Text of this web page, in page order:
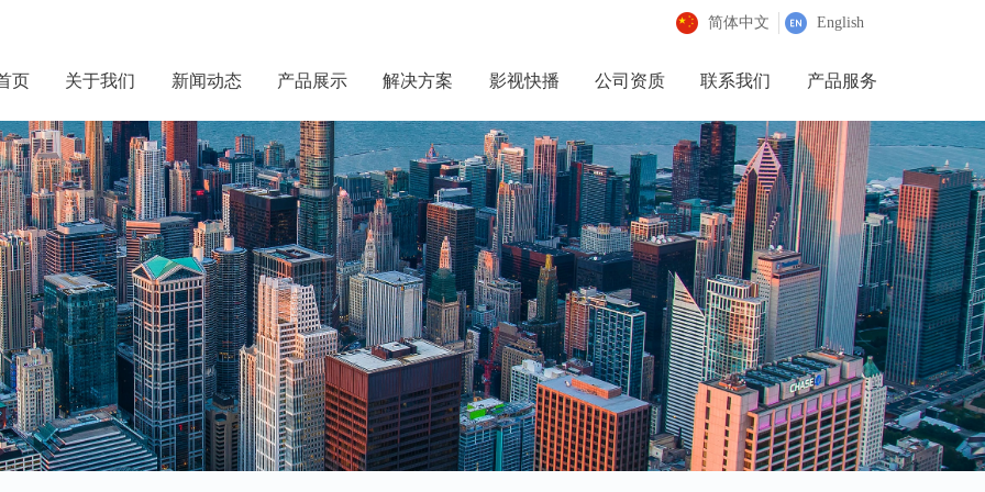
页 关于我们 新闻动态 产品展示 解决方案 影视快播 公司资质 联系我们 产品服务
简体中文 English